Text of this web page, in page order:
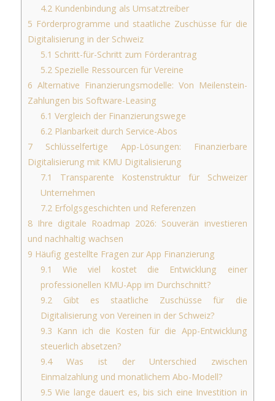
4.2Kundenbindung als Umsatztreiber
5 Förderprogramme und staatliche Zuschüsse für die
Digitalisierung in der Schweiz
5.1 Schritt-für-Schritt zum Förderantrag
5.2Spezielle Ressourcen für Vereine
6 Alternative Finanzierungsmodelle: Von Meilenstein-
Zahlungen bis Software-Leasing
6.1 Vergleich der Finanzierungswege
6.2Planbarkeit durch Service-Abos
7Schlüsselfertige App-Lösungen: Finanzierbare
Digitalisierung mit KMU Digitalisierung
7.1
Transparente Kostenstruktur für Schweizer
Unternehmen
7.2Erfolgsgeschichten und Referenzen
8Ihre digitale Roadmap 2026: Souverän investieren
und nachhaltig wachsen
9 Häufig gestellte Fragen zur App Finanzierung
9.1
Wie viel kostet die Entwicklung einer
professionellen KMU-App im Durchschnitt?
9.2Gibt es staatliche Zuschüsse für die
Digitalisierung von Vereinen in der Schweiz?
9.3 Kann ich die Kosten für die App-Entwicklung
steuerlich absetzen?
9.4Was ist der Unterschied zwischen
Einmalzahlung und monatlichem Abo-Modell?
9.5 Wie lange dauert es, bis sich eine Investition in